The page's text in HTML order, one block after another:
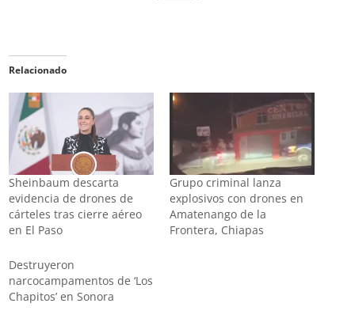
Relacionado
Sheinbaum descarta
evidencia de drones de
cárteles tras cierre aéreo
en El Paso
Grupo criminal lanza
explosivos con drones en
Amatenango de la
Frontera, Chiapas
Destruyeron
narcocampamentos de ‘Los
Chapitos’ en Sonora